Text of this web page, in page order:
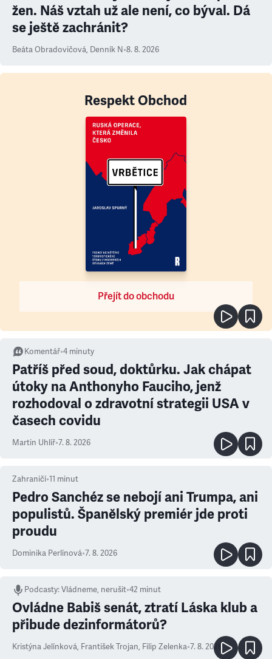
žen. Náš vztah už ale není, co býval. Dá
se ještě zachránit?
Beáta Obradovičová, Denník N•8. 8. 2026
Respekt Obchod
Přejít do obchodu
Komentář•4 minuty
Patříš před soud, doktůrku. Jak chápat
útoky na Anthonyho Fauciho, jenž
rozhodoval o zdravotní strategii USA v
časech covidu
Martin Uhlíř•7. 8. 2026
Zahraničí•11 minut
Pedro Sanchéz se nebojí ani Trumpa, ani
populistů. Španělský premiér jde proti
proudu
Dominika Perlínová•7. 8. 2026
Podcasty:Vládneme, nerušit•42 minut
Ovládne Babiš senát, ztratí Láska klub a
přibude dezinformátorů?
Kristýna Jelínková, František Trojan, Filip Zelenka•7. 8. 2026